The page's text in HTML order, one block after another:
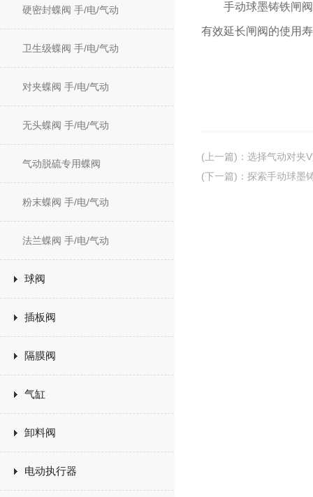
硬密封蝶阀 手/电/气动
卫生级蝶阀 手/电/气动
对夹蝶阀 手/电/气动
无头蝶阀 手/电/气动
气动脱硫专用蝶阀
粉末蝶阀 手/电/气动
法兰蝶阀 手/电/气动
球阀
插板阀
隔膜阀
气缸
卸料阀
电动执行器
手动球墨铸铁闸阀
有效延长闸阀的使用
(上一篇) ： 选择气动对夹
(下一篇) ： 探索手动球墨